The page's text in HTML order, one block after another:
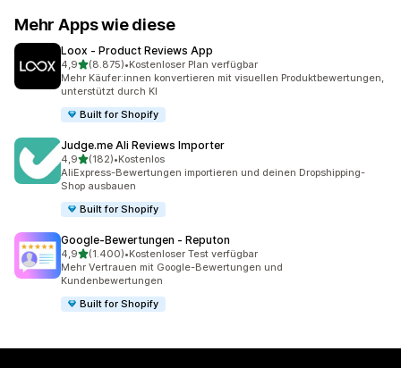
Mehr Apps wie diese
Loox ‑ Product Reviews App
4,9von 5 Sternen
(8.875)
8875 Rezensionen insgesamt
•Kostenloser Plan verfügbar
Mehr Käufer:innen konvertieren mit visuellen Produktbewertungen,
unterstützt durch KI
Built for Shopify
Judge.me Ali Reviews Importer
4,9von 5 Sternen
(182)
182 Rezensionen insgesamt
•Kostenlos
AliExpress-Bewertungen importieren und deinen Dropshipping-
Shop ausbauen
Built for Shopify
Google‑Bewertungen ‑ Reputon
4,9von 5 Sternen
(1.400)
1400 Rezensionen insgesamt
•Kostenloser Test verfügbar
Mehr Vertrauen mit Google-Bewertungen und
Kundenbewertungen
Built for Shopify